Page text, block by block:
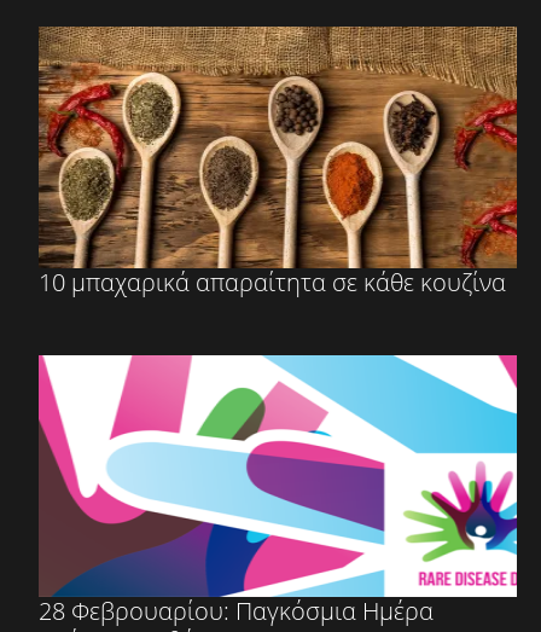
10 μπαχαρικά απαραίτητα σε κάθε κουζίνα
28 Φεβρουαρίου: Παγκόσμια Ημέρα